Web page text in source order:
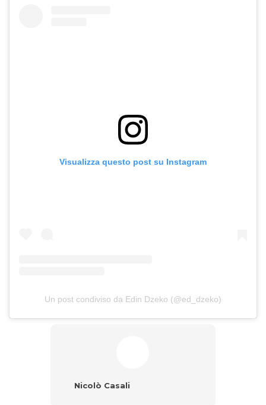
Visualizza questo post su Instagram
Un post condiviso da Edin Dzeko (@ed_dzeko)
Nicolò Casali